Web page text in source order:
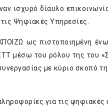
ισχυρό δίαυλο
Ψηφιακές Υπηρεσίες.
ως πιστοποιημένη
μέσω του ρόλου της του
με κύριο σκοπό
για τις